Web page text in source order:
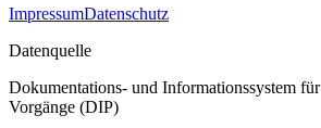
ImpressumDatenschutz
Datenquelle
Dokumentations- und Informationssystem
Vorgänge (DIP)